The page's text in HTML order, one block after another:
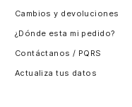
Cambios y devoluciones
¿Dónde esta mi pedido?
Contáctanos / PQRS
Actualiza tus datos